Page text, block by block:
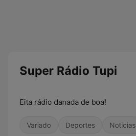
Super Rádio Tupi
Eita rádio danada de boa!
Variado Deportes Noticias